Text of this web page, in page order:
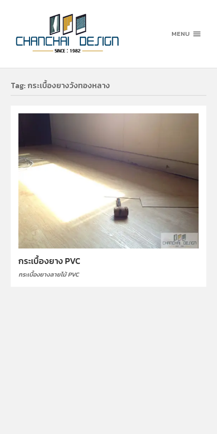
MENU
Tag:กระเบื้องยางวังทองหลาง
กระเบื้องยาง PVC
กระเบื้องยางลายไม้ PVC